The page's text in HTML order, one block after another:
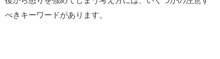
べきキーワードがあります。